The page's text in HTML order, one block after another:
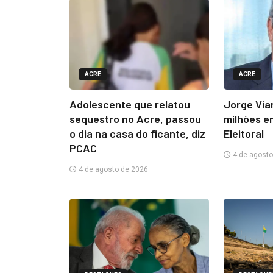
ACRE
Adolescente que relatou
sequestro no Acre, passou
o dia na casa do ficante, diz
PCAC
4 de agosto de 2026
ACRE
Jorge
milhões
Eleitoral
4 de